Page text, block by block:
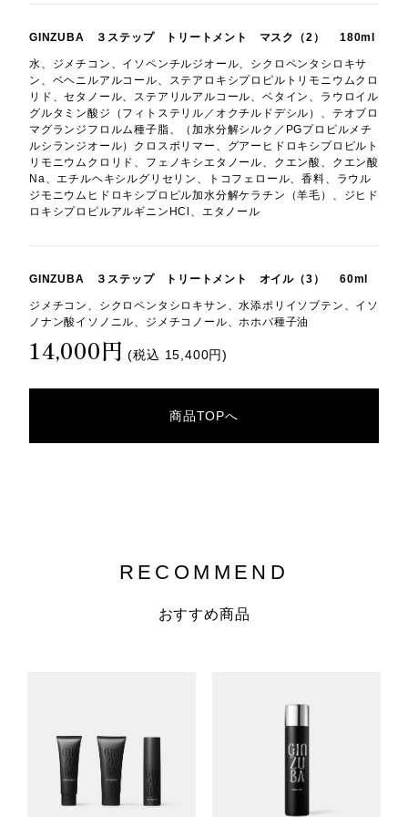
GINZUBA ３ステップ トリートメント マスク（2） 180ml
水、ジメチコン、イソペンチルジオール、シクロペンタシロキサ
ン、ベヘニルアルコール、ステアロキシプロピルトリモニウムクロ
リド、セタノール、ステアリルアルコール、ベタイン、ラウロイル
グルタミン酸ジ（フィトステリル／オクチルドデシル）、テオブロ
マグランジフロルム種子脂、（加水分解シルク／PGプロピルメチ
ルシランジオール）クロスポリマー、グアーヒドロキシプロピルト
リモニウムクロリド、フェノキシエタノール、クエン酸、クエン酸
Na、エチルヘキシルグリセリン、トコフェロール、香料、ラウル
ジモニウムヒドロキシプロピル加水分解ケラチン（羊毛）、ジヒド
ロキシプロピルアルギニンHCl、エタノール
GINZUBA ３ステップ トリートメント オイル（3） 60ml
ジメチコン、シクロペンタシロキサン、水添ポリイソブテン、イソ
ノナン酸イソノニル、ジメチコノール、ホホバ種子油
14,000円 (税込 15,400円)
商品TOPへ
RECOMMEND
おすすめ商品